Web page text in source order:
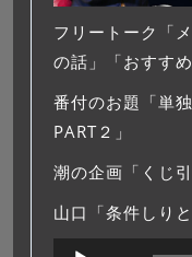
フリートーク「
の話」「おすす
番付のお題「単
PART２」
潮の企画「くじ
山口「条件しりと